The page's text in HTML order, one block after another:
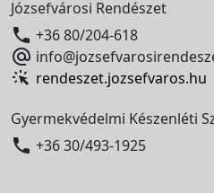
Józsefvárosi Rendészet
 +36 80/204-618

rendeszet.jozsefvaros.hu
Gyermekvédelmi Készenléti
 +36 30/493-1925